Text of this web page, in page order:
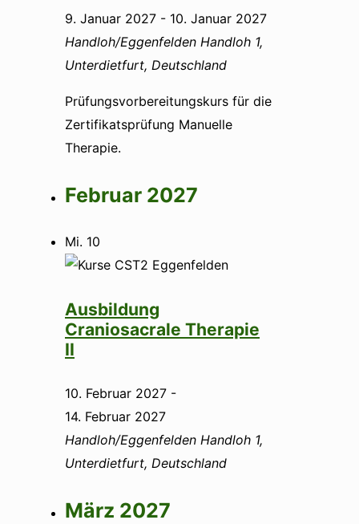
9. Januar 2027 - 10. Januar 2027
Handloh/Eggenfelden Handloh 1,
Unterdietfurt, Deutschland
Prüfungsvorbereitungskurs für die
Zertifikatsprüfung Manuelle
Therapie.
Februar 2027
Mi. 10
Ausbildung
Craniosacrale Therapie
II
10. Februar 2027 -
14. Februar 2027
Handloh/Eggenfelden Handloh 1,
Unterdietfurt, Deutschland
März 2027